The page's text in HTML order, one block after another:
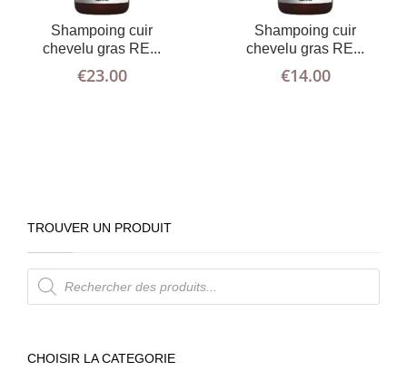
Shampoing cuir
chevelu gras RE...
€23.00
Shampoing cuir
chevelu gras RE...
€14.00
TROUVER UN PRODUIT
Recherche
de
produits
CHOISIR LA CATEGORIE